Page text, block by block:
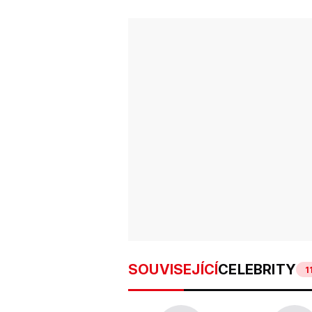
SOUVISEJÍCÍCELEBRITY